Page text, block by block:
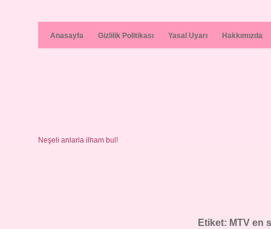
Anasayfa Gizlilik Politikası Yasal Uyarı Hakkımızda
Neşeli anlarla ilham bul!
Etiket: MTV en